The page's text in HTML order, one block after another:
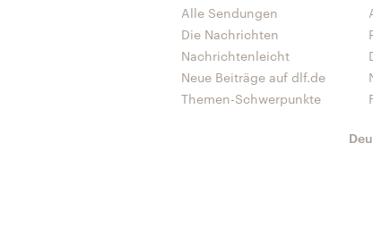
Alle Sendungen
Die Nachrichten
Nachrichtenleicht
Neue Beiträge auf dlf.de
Themen-Schwerpunkte